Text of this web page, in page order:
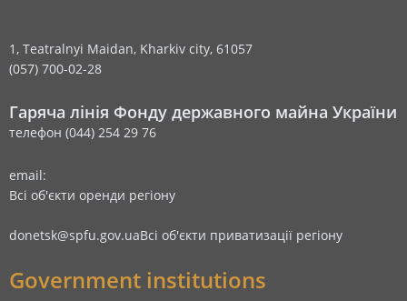
1, Teatralnyi Maidan, Kharkiv city, 61057
(057) 700-02-28
Гаряча лінія Фонду державного майна України
телефон (044) 254 29 76
email:
Всі об'єкти оренди регіону
donetsk@spfu.gov.uaВсі об'єкти приватизації регіону
Government institutions